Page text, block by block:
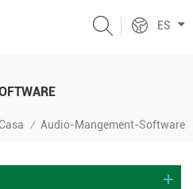
ES
Casa / Audio-Mangement-Software